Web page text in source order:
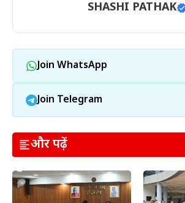
SHASHI PATHAK
Join WhatsApp
Join Telegram
और पढ़ें